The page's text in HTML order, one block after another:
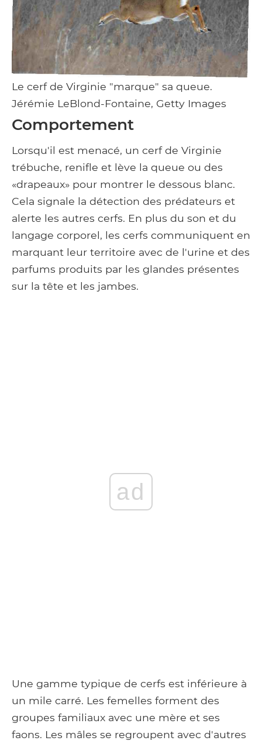
Le cerf de Virginie "marque" sa queue.
Jérémie LeBlond-Fontaine, Getty Images
Comportement
Lorsqu'il est menacé, un cerf de Virginie
trébuche, renifle et lève la queue ou des
«drapeaux» pour montrer le dessous blanc.
Cela signale la détection des prédateurs et
alerte les autres cerfs. En plus du son et du
langage corporel, les cerfs communiquent en
marquant leur territoire avec de l'urine et des
parfums produits par les glandes présentes
sur la tête et les jambes.
ad
Une gamme typique de cerfs est inférieure à
un mile carré. Les femelles forment des
groupes familiaux avec une mère et ses
faons. Les mâles se regroupent avec d'autres